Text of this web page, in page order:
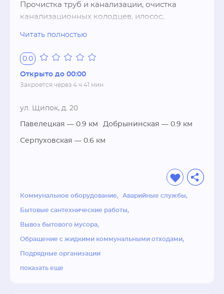
автозамков и сейфа.
Прочистка труб и канализации, очистка
канализационных колодцев, илосос,
канализации
Читать полностью
0.0
Открыто до 00:00
Закроется через 4 ч 41 мин
ул. Щипок, д. 20
Павелецкая — 0.9 км Добрынинская — 0.9 км
Серпуховская — 0.6 км
Коммунальное оборудование Аварийные службы
Бытовые сантехнические работы
Вывоз бытового мусора
Обращение с жидкими коммунальными отходами
Подрядные организации
показать еще